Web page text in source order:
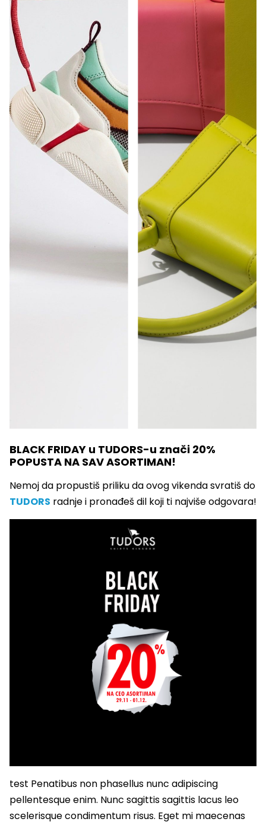
BLACK FRIDAY u TUDORS-u znači 20%
POPUSTA NA SAV ASORTIMAN!
Nemoj da propustiš priliku da ovog vikenda svratiš do
TUDORS radnje i pronađeš dil koji ti najviše odgovara!
test Penatibus non phasellus nunc adipiscing
pellentesque enim. Nunc sagittis sagittis lacus leo
scelerisque condimentum risus. Eget mi maecenas